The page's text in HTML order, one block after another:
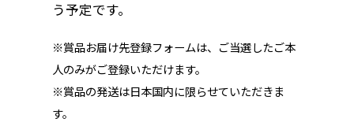
う予定です。
※賞品お届け先登録フォームは、ご当選したご本
人のみがご登録いただけます。
※賞品の発送は日本国内に限らせていただきま
す。